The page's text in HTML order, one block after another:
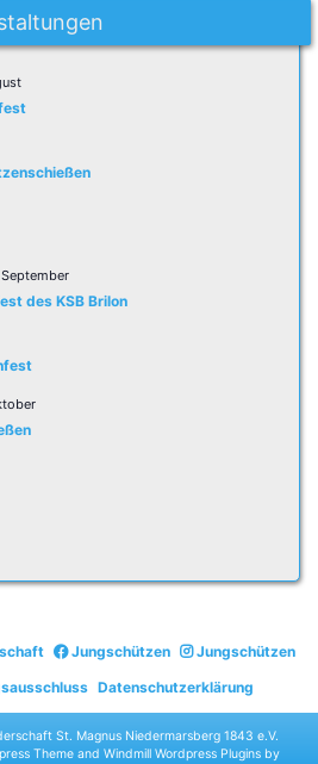
des KSB Brilon
Jungschützen
Jungschützen
Datenschutzerklärung
St. Magnus Niedermarsberg 1843 e.V.
Theme and Windmill Wordpress Plugins by